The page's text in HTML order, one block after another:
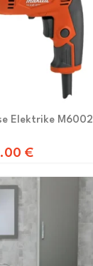
Elektrike M6002
€